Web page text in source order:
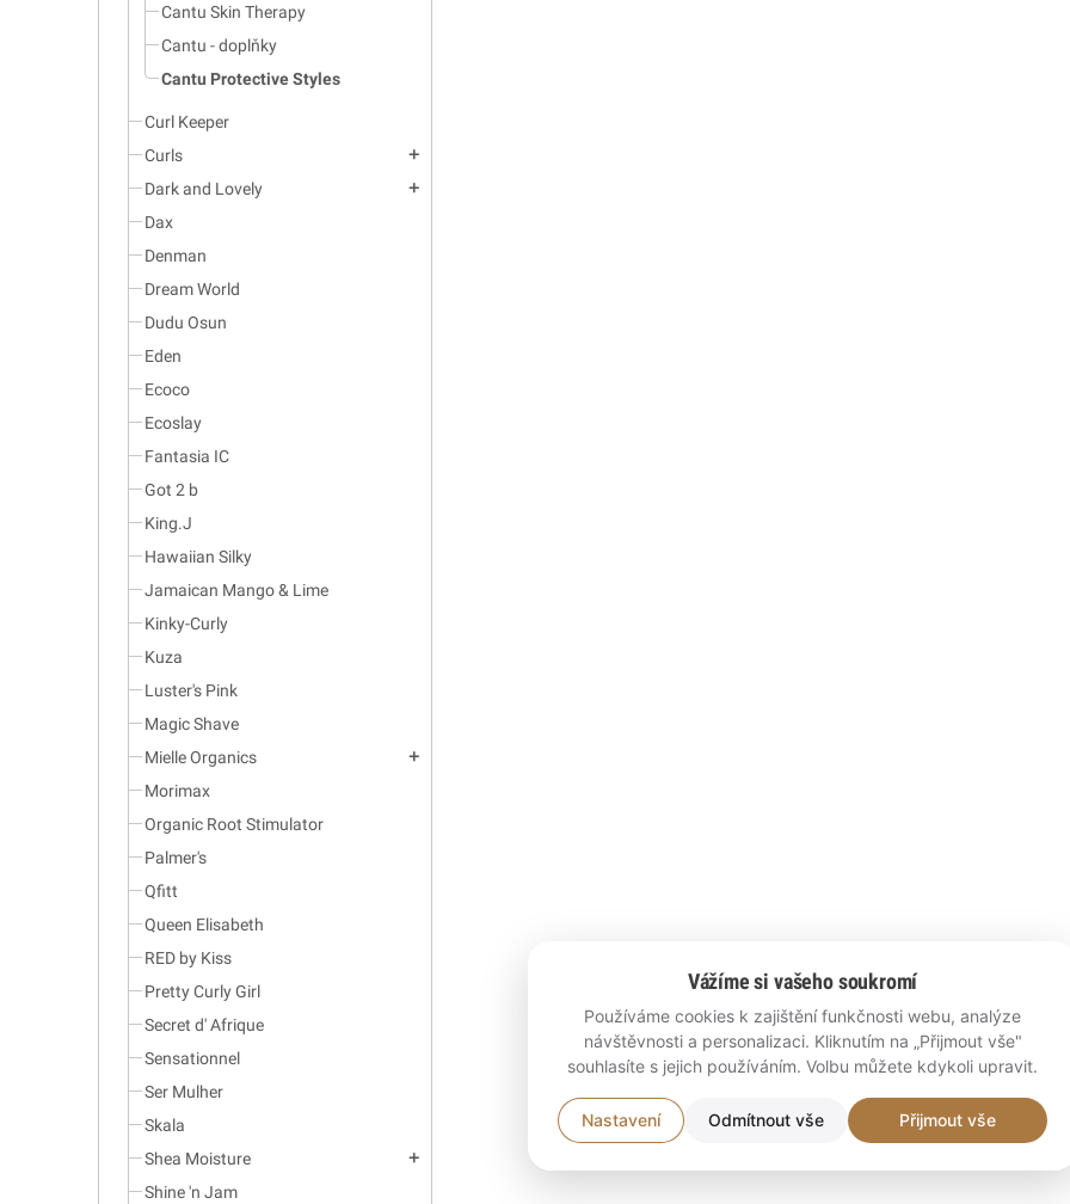
Cantu Skin Therapy
Cantu - doplňky
Cantu Protective Styles
Curl Keeper
Curls
add
Dark and Lovely add
Dax
Denman
Dream World
Dudu Osun
Eden
Ecoco
Ecoslay
Fantasia IC
Got 2 b
King.J
Hawaiian Silky
Jamaican Mango & Lime
Kinky-Curly
Kuza
Luster's Pink
Magic Shave
Mielle Organics
add
Morimax
Organic Root Stimulator
Palmer's
Qfitt
Queen Elisabeth
RED by Kiss
Pretty Curly Girl
Secret d' Afrique
Sensationnel
Ser Mulher
Skala
Shea Moisture
add
Shine 'n Jam
Vážíme si vašeho soukromí
Používáme cookies k zajištění funkčnosti webu, analýze
návštěvnosti a personalizaci. Kliknutím na „Přijmout vše"
souhlasíte s jejich používáním. Volbu můžete kdykoli upravit.
Nastavení Odmítnout vše Přijmout vše